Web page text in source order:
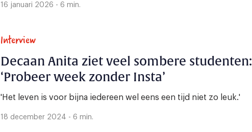
16 januari 2026 - 6 min.
Interview
Decaan Anita ziet veel sombere studenten:
‘Probeer week zonder Insta’
'Het leven is voor bijna iedereen wel eens een tijd niet zo leuk.'
18 december 2024 - 6 min.